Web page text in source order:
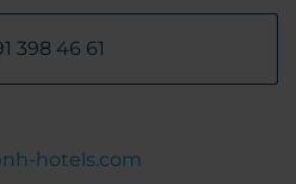
398 46 61
hotels.com